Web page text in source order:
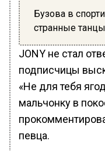
Бузова в
странные
JONY не стал
подписчицы
«Не для тебя
мальчонку в
певца.